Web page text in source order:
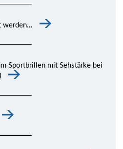
werden…
Sportbrillen mit Sehstärke bei